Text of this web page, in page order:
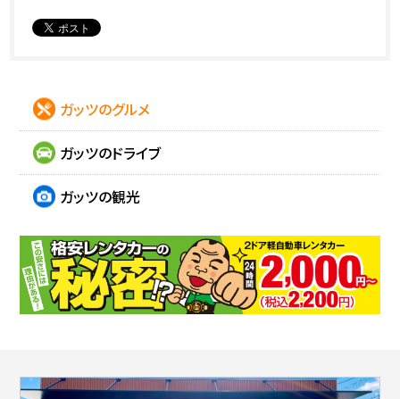
ガッツのグルメ
ガッツのドライブ
ガッツの観光